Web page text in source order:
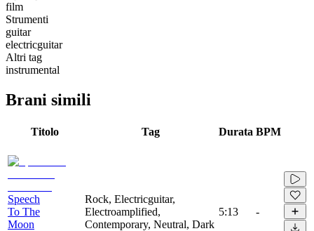
film
Strumenti
guitar
electricguitar
Altri tag
instrumental
Brani simili
Titolo Tag Durata BPM
Speech
To The
Moon
Rock, Electricguitar,
Electroamplified,
Contemporary, Neutral, Dark
5:13 -